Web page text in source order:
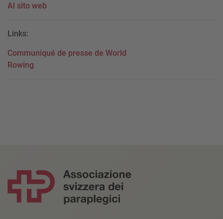
Al sito web
Links:
Communiqué de presse de World
Rowing